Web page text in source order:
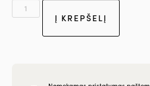
Į KREPŠELĮ